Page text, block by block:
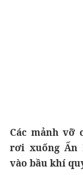
Các mảnh vỡ
rơi xuống Ấn
vào bầu khí